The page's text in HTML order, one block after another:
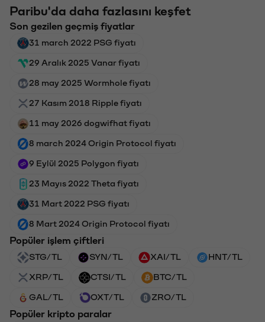
Paribu'da daha fazlasını keşfet
Son gezilen geçmiş fiyatlar
31 march 2022 PSG fiyatı
29 Aralık 2025 Vanar fiyatı
28 may 2025 Wormhole fiyatı
27 Kasım 2018 Ripple fiyatı
11 may 2026 dogwifhat fiyatı
8 march 2024 Origin Protocol fiyatı
9 Eylül 2025 Polygon fiyatı
23 Mayıs 2022 Theta fiyatı
31 Mart 2022 PSG fiyatı
8 Mart 2024 Origin Protocol fiyatı
Popüler işlem çiftleri
STG/TL SYN/TL XAI/TL HNT/TL
XRP/TL CTSI/TL BTC/TL
GAL/TL OXT/TL ZRO/TL
Popüler kripto paralar